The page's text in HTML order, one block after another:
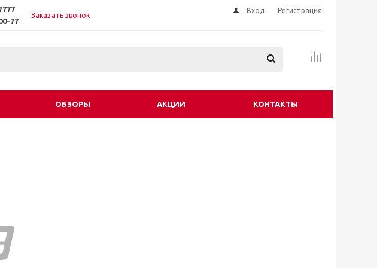
77
Заказать звонок
Вход Регистрация
ОБЗОРЫ АКЦИИ КОНТАКТЫ